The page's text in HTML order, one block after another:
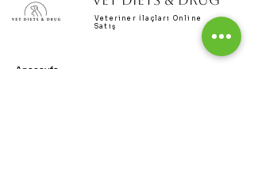
Veteriner İlaçları Online
Satış
Anasayfa